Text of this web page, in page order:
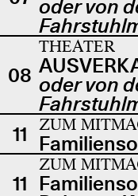
oder von
08
THEATER
oder von
11
ZUM
11
ZUM